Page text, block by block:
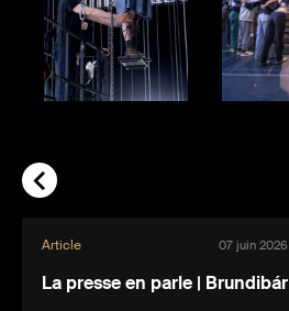
Article 07 juin 2026
La presse en parle | Brundibár